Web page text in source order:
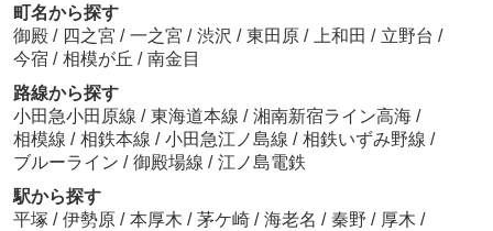
町名から探す
御殿 / 四之宮 / 一之宮 / 渋沢 / 東田原 / 上和田 / 立野台 /
今宿 / 相模が丘 / 南金目
路線から探す
小田急小田原線 / 東海道本線 / 湘南新宿ライン高海 /
相模線 / 相鉄本線 / 小田急江ノ島線 / 相鉄いずみ野線 /
ブルーライン / 御殿場線 / 江ノ島電鉄
駅から探す
平塚 / 伊勢原 / 本厚木 / 茅ケ崎 / 海老名 / 秦野 / 厚木 /